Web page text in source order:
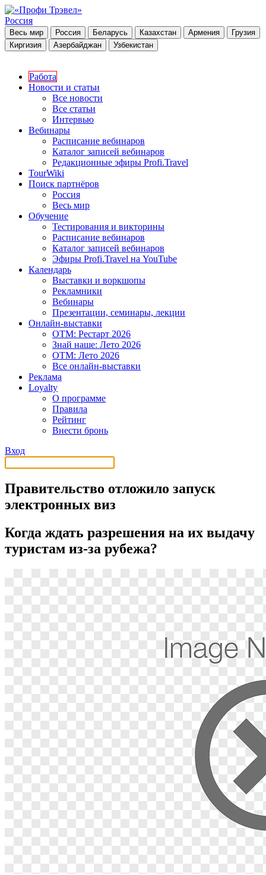
Россия
Весь мир Россия Беларусь Казахстан Армения
Грузия
Киргизия
Азербайджан Узбекистан
Работа
Новости и статьи
Все новости
Все статьи
Интервью
Вебинары
Расписание вебинаров
Каталог записей вебинаров
Редакционные эфиры Profi.Travel
TourWiki
Поиск партнёров
Россия
Весь мир
Обучение
Тестирования и викторины
Расписание вебинаров
Каталог записей вебинаров
Эфиры Profi.Travel на YouTube
Календарь
Выставки и воркшопы
Рекламники
Вебинары
Презентации, семинары, лекции
Онлайн-выставки
OTM: Рестарт 2026
Знай наше: Лето 2026
OTM: Лето 2026
Все онлайн-выставки
Реклама
Loyalty
О программе
Правила
Рейтинг
Внести бронь
Вход
Правительство отложило запуск
электронных виз
Когда ждать разрешения на их выдачу
туристам из-за рубежа?